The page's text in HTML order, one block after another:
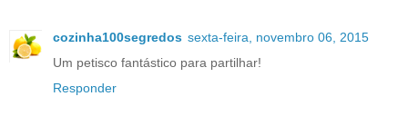
cozinha100segredos sexta-feira, novembro 06, 2015
Um petisco fantástico para partilhar!
Responder